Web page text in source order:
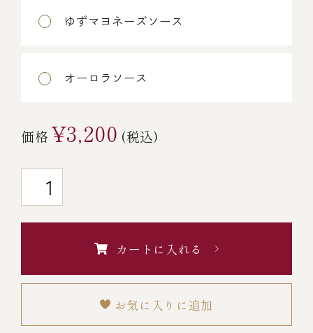
￥3,000～￥4,999
￥20,000～
ゆずマヨネーズソース
オーロラソース
価格¥3,200 (税込)
カートに入れる
お気に入りに追加